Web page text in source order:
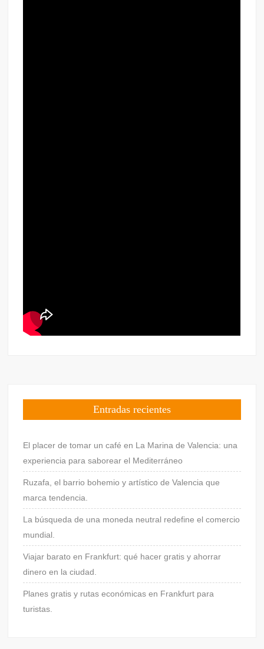
Entradas recientes
El placer de tomar un café en La Marina de Valencia: una
experiencia para saborear el Mediterráneo
Ruzafa, el barrio bohemio y artístico de Valencia que
marca tendencia.
La búsqueda de una moneda neutral redefine el comercio
mundial.
Viajar barato en Frankfurt: qué hacer gratis y ahorrar
dinero en la ciudad.
Planes gratis y rutas económicas en Frankfurt para
turistas.